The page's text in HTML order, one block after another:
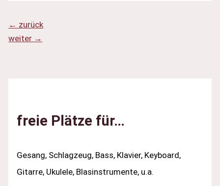
← zurück
weiter →
freie Plätze für…
Gesang, Schlagzeug, Bass, Klavier, Keyboard,
Gitarre, Ukulele, Blasinstrumente, u.a.